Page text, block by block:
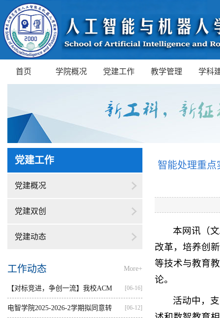
首页 学院概况 党建工作 教学管理 学科
党建工作
党建概况
党建双创
党建动态
工作动态 More+
【对标竞进，争创一流】我校ACM
集训...
[06-16]
电智学院2025-2026-2学期拟同意转 [06-12]
智能处理重点
本网讯（
改革，培养创
等技术与教育
论。
活动中，